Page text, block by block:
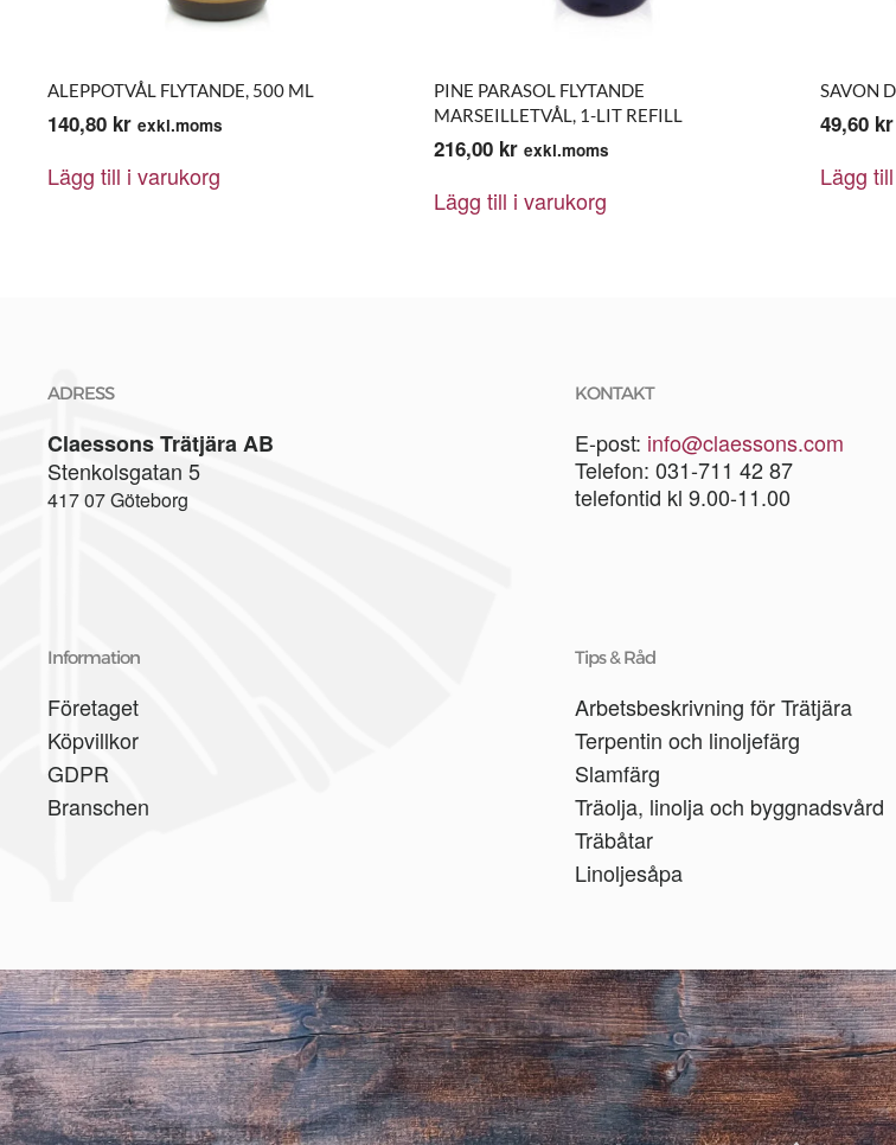
ALEPPOTVÅL FLYTANDE, 500 ML
140,80 kr exkl.moms
Lägg till i varukorg
PINE PARASOL FLYTANDE
MARSEILLETVÅL, 1-LIT REFILL
216,00 kr exkl.moms
Lägg till i varukorg
SAVON
49,60 kr
Lägg
ADRESS
Claessons Trätjära AB
Stenkolsgatan 5
417 07 Göteborg
KONTAKT
E-post: info@claessons.com
Telefon: 031-711 42 87
telefontid kl 9.00-11.00
Information
Företaget
Köpvillkor
GDPR
Branschen
Tips & Råd
Arbetsbeskrivning för Trätjära
Terpentin och linoljefärg
Slamfärg
Träolja, linolja och byggnadsvård
Träbåtar
Linoljesåpa